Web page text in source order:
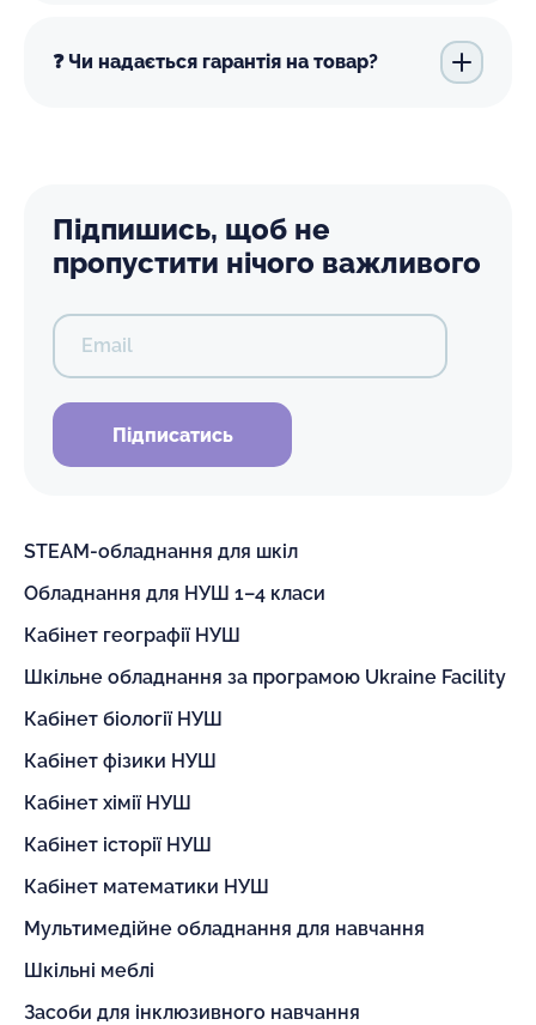
❓ Чи надається гарантія на товар?
Підпишись, щоб не
пропустити нічого важливого
Email
Підписатись
STEAM-обладнання для шкіл
Обладнання для НУШ 1–4 класи
Кабінет географії НУШ
Шкільне обладнання за програмою Ukraine Facility
Кабінет біології НУШ
Кабінет фізики НУШ
Кабінет хімії НУШ
Кабінет історії НУШ
Кабінет математики НУШ
Мультимедійне обладнання для навчання
Шкільні меблі
Засоби для інклюзивного навчання